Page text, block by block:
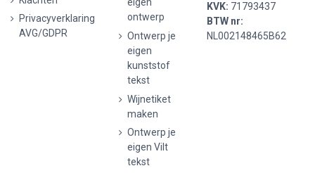
Privacyverklaring
AVG/GDPR
eigen
ontwerp
Ontwerp je
eigen
kunststof
tekst
Wijnetiket
maken
Ontwerp je
eigen Vilt
tekst
KVK: 71793437
BTW nr:
NL002148465B62